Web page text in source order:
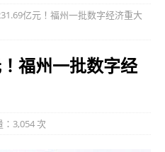
亿元！福州一批数字经济重大
福州一批数字经
：3,054 次